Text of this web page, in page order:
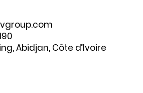
Abidjan, Côte d’Ivoire